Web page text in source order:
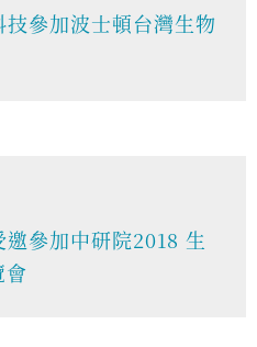
參加波士頓台灣生物
參加中研院2018 生
會